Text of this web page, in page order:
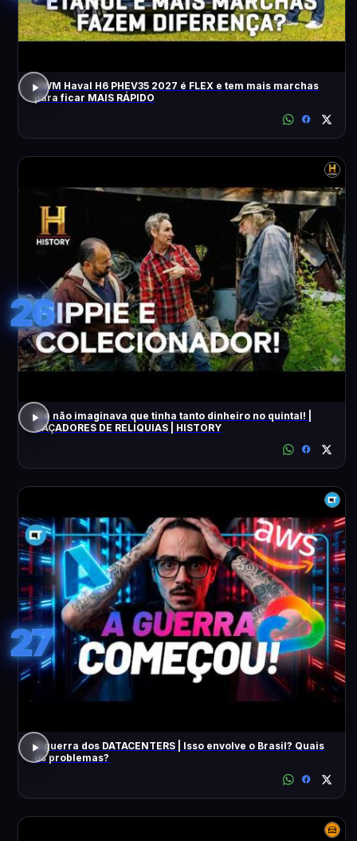
GWM Haval H6 PHEV35 2027 é FLEX e tem mais marchas
para ficar MAIS RÁPIDO
26
Ele não imaginava que tinha tanto dinheiro no quintal! |
CAÇADORES DE RELÍQUIAS | HISTORY
27
A guerra dos DATACENTERS | Isso envolve o Brasil? Quais
os problemas?